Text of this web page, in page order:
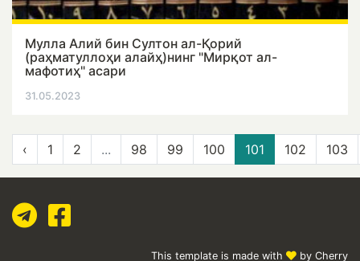
Мулла Алий бин Султон ал-Қорий
(раҳматуллоҳи алайҳ)нинг "Мирқот ал-
мафотиҳ" асари
31.05.2023
‹ 1 2 ... 98 99 100 101 102 103
This template is made with by Cherry